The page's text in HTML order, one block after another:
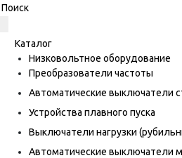
Каталог
Низковольтное оборудование
Преобразователи частоты
Автоматические выключатели
Устройства плавного пуска
Выключатели нагрузки
Автоматические выключатели